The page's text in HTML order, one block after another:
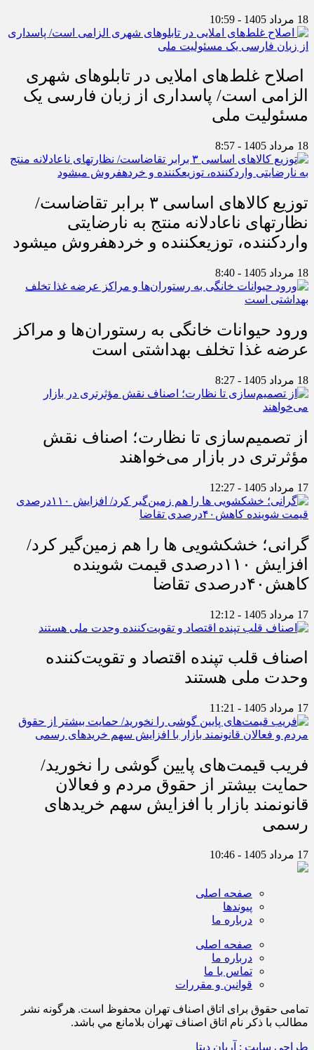
18 مرداد 1405 - 10:59
اصلاح غلط‌های املایی در تابلوهای شهری
الزامی است/ پاسداری از زبان فارسی یک
مسئولیت ملی
18 مرداد 1405 - 8:57
توزیع کالاهای اساسی ۳ برابر تقاضاست/
نظارت‎های ناعادلانه منتج به نارضایتی
واردکننده، توزیع‎کننده و خرده‎فروش می‎شود
18 مرداد 1405 - 8:40
ورود حیوانات خانگی به رستوران‌ها و مراکز
عرضه غذا تخلف بهداشتی است
18 مرداد 1405 - 8:27
از تصمیم‌سازی تا نظارت؛ اصناف نقش
مؤثرتری در بازار می‌خواهند
17 مرداد 1405 - 12:27
گرانی؛ خشکشویی‌ ها را هم زمین‌گیر کرد/
افزایش ۱۱۰درصدی قیمت شوینده
کاهش۴۰درصدی تقاضا
17 مرداد 1405 - 12:12
اصناف قلب تپنده اقتصاد و تقویت‌کننده
وحدت ملی هستند
17 مرداد 1405 - 11:21
فریب قیمت‌های پایین گوشی را نخورید/
حمایت بیشتر از حقوق مردم و فعالان
قانونمند بازار با افزایش سهم خریدهای
رسمی
17 مرداد 1405 - 10:46
صفحه اصلی
پیوندها
درباره ما
صفحه اصلی
درباره ما
تماس با ما
قوانین و مقررات
تمامی حقوق برای اتاق اصناف تهران محفوظ است. هرگونه نشر
مطالب با ذكر نام اتاق اصناف تهران بلامانع مي باشد.
طراحی سایت : آریان دیتا